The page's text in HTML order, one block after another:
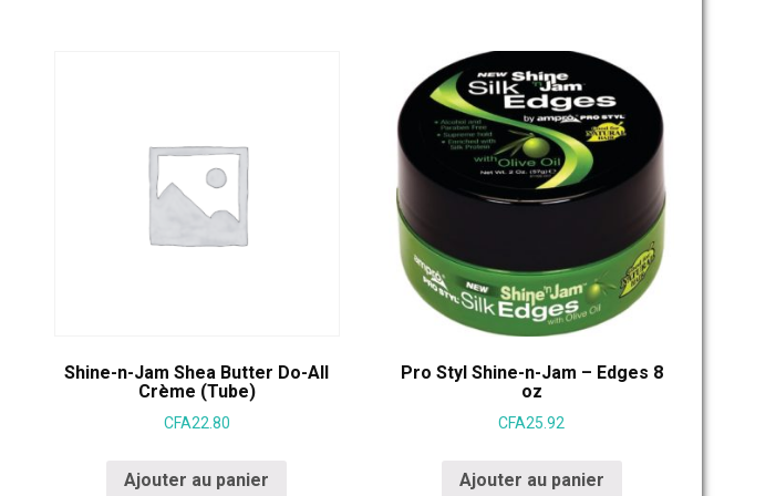
Shine-n-Jam Shea Butter Do-All
Crème (Tube)
CFA22.80
Ajouter au panier
Pro Styl Shine-n-Jam – Edges 8
oz
CFA25.92
Ajouter au panier